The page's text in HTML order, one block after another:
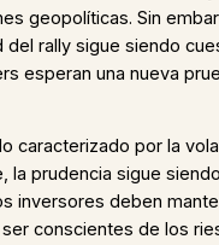
geopolíticas. Sin
del rally sigue siendo
esperan una nueva
caracterizado por la
la prudencia sigue
inversores deben
conscientes de los